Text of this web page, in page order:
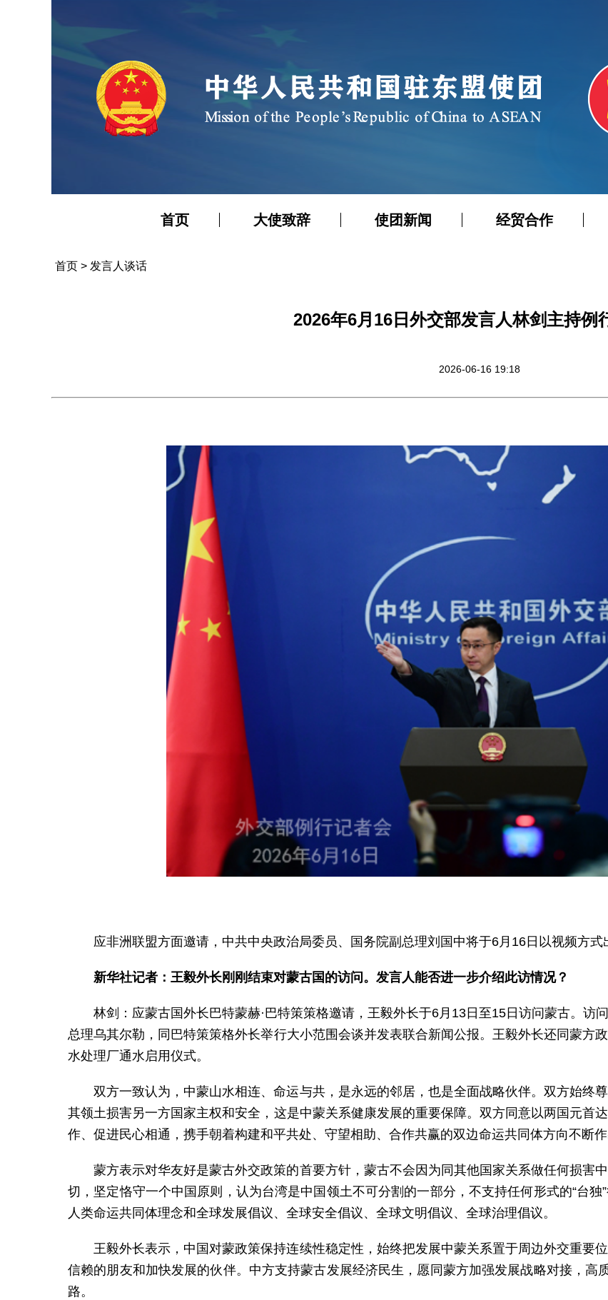
首页 大使致辞 使团新闻 经贸合作
首页 > 发言人谈话
2026年6月16日外交部发言人林剑主持例
2026-06-16 19:18
应非洲联盟方面邀请，中共中央政治局委员、国务院副总理刘国中将于6月16日以视频方式
新华社记者：王毅外长刚刚结束对蒙古国的访问。发言人能否进一步介绍此访情况？
林剑：应蒙古国外长巴特蒙赫·巴特策策格邀请，王毅外长于6月13日至15日访问蒙古。访
总理乌其尔勒，同巴特策策格外长举行大小范围会谈并发表联合新闻公报。王毅外长还同蒙方
水处理厂通水启用仪式。
双方一致认为，中蒙山水相连、命运与共，是永远的邻居，也是全面战略伙伴。双方始终
其领土损害另一方国家主权和安全，这是中蒙关系健康发展的重要保障。双方同意以两国元首
作、促进民心相通，携手朝着构建和平共处、守望相助、合作共赢的双边命运共同体方向不断作
蒙方表示对华友好是蒙古外交政策的首要方针，蒙古不会因为同其他国家关系做任何损害
切，坚定恪守一个中国原则，认为台湾是中国领土不可分割的一部分，不支持任何形式的“台
人类命运共同体理念和全球发展倡议、全球安全倡议、全球文明倡议、全球治理倡议。
王毅外长表示，中国对蒙政策保持连续性稳定性，始终把发展中蒙关系置于周边外交重要
信赖的朋友和加快发展的伙伴。中方支持蒙古发展经济民生，愿同蒙方加强发展战略对接，高
路。